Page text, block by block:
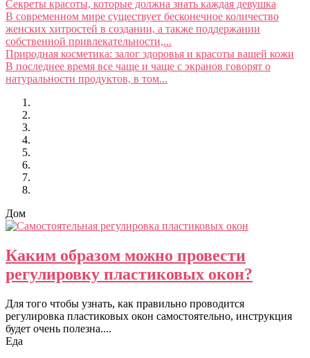
Секреты красоты, которые должна знать каждая девушка
В современном мире существует бесконечное количество
женских хитростей в создании, а также поддержании
собственной привлекательности,...
Природная косметика: залог здоровья и красоты вашей кожи
В последнее время все чаще и чаще с экранов говорят о
натуральности продуктов, в том...
Дом
Каким образом можно провести
регулировку пластиковых окон?
Для того чтобы узнать, как правильно проводится
регулировка пластиковых окон самостоятельно, инструкция
будет очень полезна....
Еда